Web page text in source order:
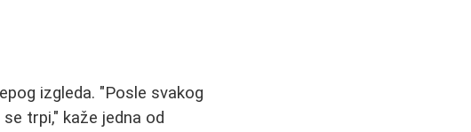
izgleda. "Posle svakog
trpi," kaže jedna od